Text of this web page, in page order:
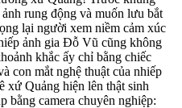
rung động và muốn lưu bắt
lại người xem niềm cảm xúc
ảnh gia Đỗ Vũ cũng không
khắc ấy chỉ bằng chiếc
con mắt nghệ thuật của nhiếp
xứ Quảng hiện lên thật sinh
bằng camera chuyên nghiệp: